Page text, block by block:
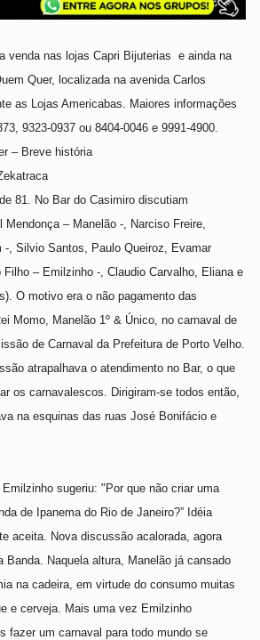
venda nas lojas Capri Bijuterias
e ainda na
Quer, localizada na avenida Carlos
as Lojas Americabas. Maiores informações
9323-0937 ou 8404-0046 e 9991-4900.
– Breve história
81. No Bar do Casimiro discutiam
Mendonça – Manelão -, Narciso Freire,
-, Silvio Santos, Paulo Queiroz, Evamar
– Emilzinho -, Claudio Carvalho, Eliana e
O motivo era o não pagamento das
Momo, Manelão 1º & Único, no carnaval de
de Carnaval da Prefeitura de Porto Velho.
atrapalhava o atendimento no Bar, o que
os carnavalescos. Dirigiram-se todos então,
na esquinas das ruas José Bonifácio e
sugeriu: "Por que não criar uma
de Ipanema do Rio de Janeiro?” Idéia
aceita. Nova discussão acalorada, agora
Banda. Naquela altura, Manelão já cansado
na cadeira, em virtude do consumo muitas
e cerveja. Mais uma vez Emilzinho
fazer um carnaval para todo mundo se